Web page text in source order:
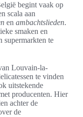
begint vaak op
scala aan
en ambachtslieden.
smaken en
supermarkten te
Louvain-la-
te vinden
uitstekende
producenten. Hier
achter de
de